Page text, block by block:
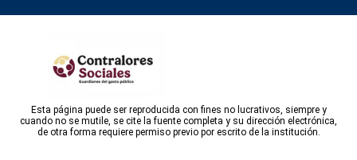
Esta página puede ser reproducida con fines no lucrativos, siempre y
cuando no se mutile, se cite la fuente completa y su dirección electrónica,
de otra forma requiere permiso previo por escrito de la institución.